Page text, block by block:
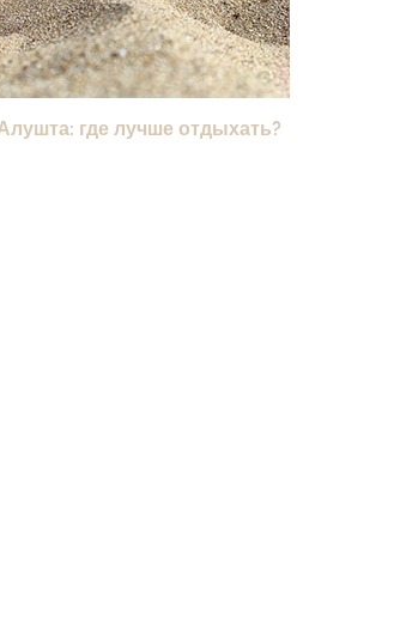
где лучше отдыхать?